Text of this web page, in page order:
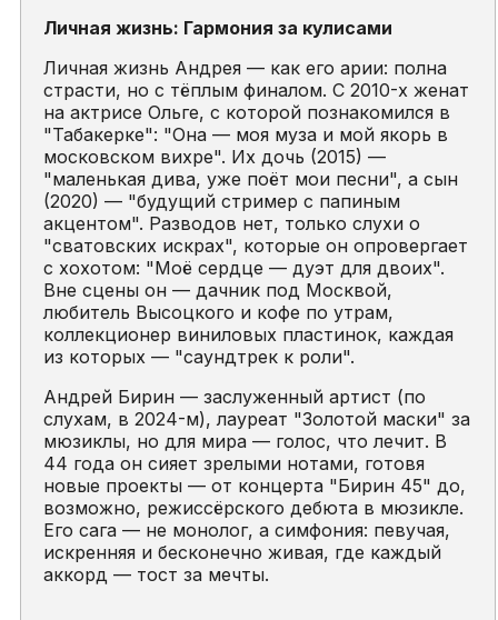
Личная жизнь: Гармония за кулисами
Личная жизнь Андрея — как его арии: полна
страсти, но с тёплым финалом. С 2010-х женат
на актрисе Ольге, с которой познакомился в
"Табакерке": "Она — моя муза и мой якорь в
московском вихре". Их дочь (2015) —
"маленькая дива, уже поёт мои песни", а сын
(2020) — "будущий стример с папиным
акцентом". Разводов нет, только слухи о
"сватовских искрах", которые он опровергает
с хохотом: "Моё сердце — дуэт для двоих".
Вне сцены он — дачник под Москвой,
любитель Высоцкого и кофе по утрам,
коллекционер виниловых пластинок, каждая
из которых — "саундтрек к роли".
Андрей Бирин — заслуженный артист (по
слухам, в 2024-м), лауреат "Золотой маски" за
мюзиклы, но для мира — голос, что лечит. В
44 года он сияет зрелыми нотами, готовя
новые проекты — от концерта "Бирин 45" до,
возможно, режиссёрского дебюта в мюзикле.
Его сага — не монолог, а симфония: певучая,
искренняя и бесконечно живая, где каждый
аккорд — тост за мечты.